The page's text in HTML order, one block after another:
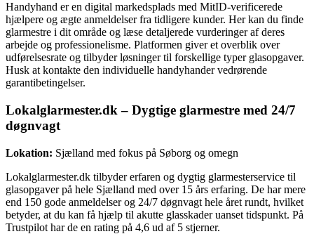
Handyhand er en digital markedsplads med MitID-verificerede
hjælpere og ægte anmeldelser fra tidligere kunder. Her kan du finde
glarmestre i dit område og læse detaljerede vurderinger af deres
arbejde og professionelisme. Platformen giver et overblik over
udførelsesrate og tilbyder løsninger til forskellige typer glasopgaver.
Husk at kontakte den individuelle handyhander vedrørende
garantibetingelser.
Lokalglarmester.dk – Dygtige glarmestre med 24/7
døgnvagt
Lokation: Sjælland med fokus på Søborg og omegn
Lokalglarmester.dk tilbyder erfaren og dygtig glarmesterservice til
glasopgaver på hele Sjælland med over 15 års erfaring. De har mere
end 150 gode anmeldelser og 24/7 døgnvagt hele året rundt, hvilket
betyder, at du kan få hjælp til akutte glasskader uanset tidspunkt. På
Trustpilot har de en rating på 4,6 ud af 5 stjerner.